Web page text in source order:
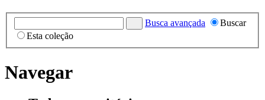
Busca avançada
Buscar
Esta coleção
Navegar